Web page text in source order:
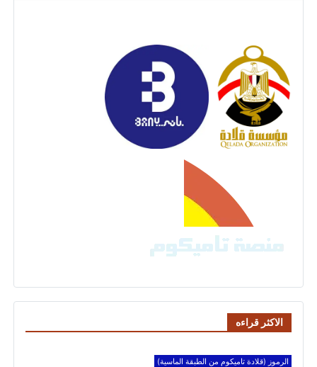
الاكثر قراءه
الرموز (قلادة تاميكوم من الطبقة الماسية)